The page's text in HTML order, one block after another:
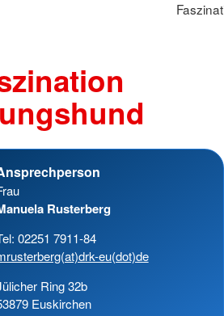
Rusterberg
02251 7911-84
eu(dot)de
Ring 32b
Euskirchen